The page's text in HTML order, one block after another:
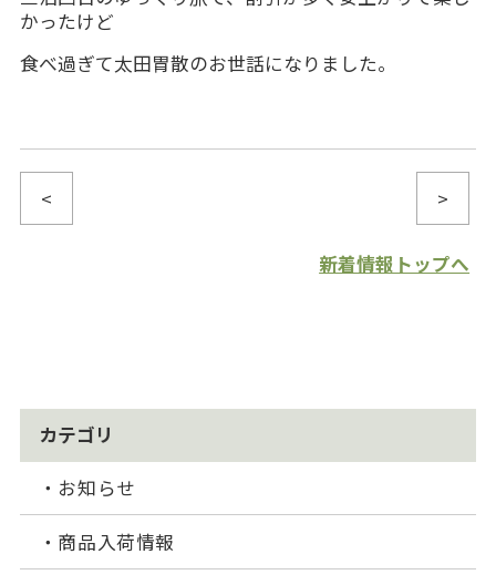
かったけど
食べ過ぎて太田胃散のお世話になりました。
< >
新着情報トップへ
カテゴリ
お知らせ
商品入荷情報